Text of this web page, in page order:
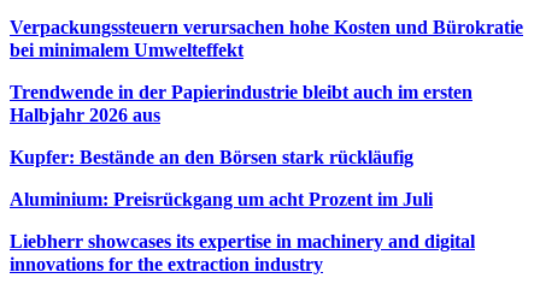
Verpackungssteuern verursachen hohe Kosten und Bürokratie
bei minimalem Umwelteffekt
Trendwende in der Papierindustrie bleibt auch im ersten
Halbjahr 2026 aus
Kupfer: Bestände an den Börsen stark rückläufig
Aluminium: Preisrückgang um acht Prozent im Juli
Liebherr showcases its expertise in machinery and digital
innovations for the extraction industry